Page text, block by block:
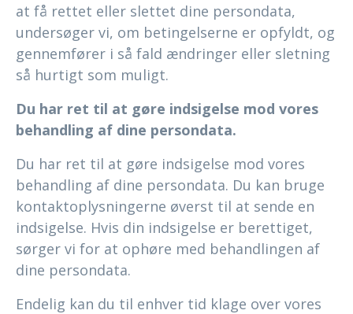
at få rettet eller slettet dine persondata,
undersøger vi, om betingelserne er opfyldt, og
gennemfører i så fald ændringer eller sletning
så hurtigt som muligt.
Du har ret til at gøre indsigelse mod vores
behandling af dine persondata.
Du har ret til at gøre indsigelse mod vores
behandling af dine persondata. Du kan bruge
kontaktoplysningerne øverst til at sende en
indsigelse. Hvis din indsigelse er berettiget,
sørger vi for at ophøre med behandlingen af
dine persondata.
Endelig kan du til enhver tid klage over vores